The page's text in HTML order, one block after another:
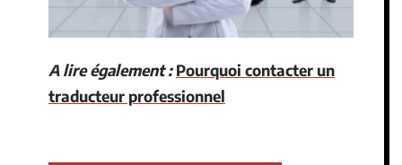
A lire également : Pourquoi contacter un
traducteur professionnel